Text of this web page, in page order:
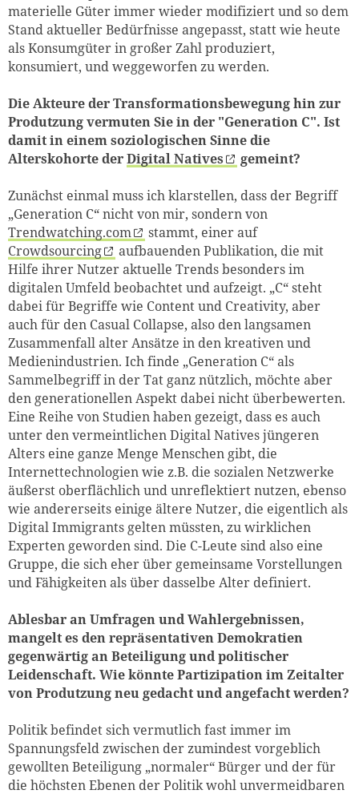
materielle Güter immer wieder modifiziert und so dem
Stand aktueller Bedürfnisse angepasst, statt wie heute
als Konsumgüter in großer Zahl produziert,
konsumiert, und weggeworfen zu werden.
Die Akteure der Transformationsbewegung hin zur
Produtzung vermuten Sie in der "Generation C". Ist
damit in einem soziologischen Sinne die
Alterskohorte derDigital Natives gemeint?
Zunächst einmal muss ich klarstellen, dass der Begriff
„Generation C“ nicht von mir, sondern von
Trendwatching.com
stammt, einer auf
Crowdsourcing
aufbauenden Publikation, die mit
Hilfe ihrer Nutzer aktuelle Trends besonders im
digitalen Umfeld beobachtet und aufzeigt. „C“ steht
dabei für Begriffe wie Content und Creativity, aber
auch für den Casual Collapse, also den langsamen
Zusammenfall alter Ansätze in den kreativen und
Medienindustrien. Ich finde „Generation C“ als
Sammelbegriff in der Tat ganz nützlich, möchte aber
den generationellen Aspekt dabei nicht überbewerten.
Eine Reihe von Studien haben gezeigt, dass es auch
unter den vermeintlichen Digital Natives jüngeren
Alters eine ganze Menge Menschen gibt, die
Internettechnologien wie z.B. die sozialen Netzwerke
äußerst oberflächlich und unreflektiert nutzen, ebenso
wie andererseits einige ältere Nutzer, die eigentlich als
Digital Immigrants gelten müssten, zu wirklichen
Experten geworden sind. Die C-Leute sind also eine
Gruppe, die sich eher über gemeinsame Vorstellungen
und Fähigkeiten als über dasselbe Alter definiert.
Ablesbar an Umfragen und Wahlergebnissen,
mangelt es den repräsentativen Demokratien
gegenwärtig an Beteiligung und politischer
Leidenschaft. Wie könnte Partizipation im Zeitalter
von Produtzung neu gedacht und angefacht werden?
Politik befindet sich vermutlich fast immer im
Spannungsfeld zwischen der zumindest vorgeblich
gewollten Beteiligung „normaler“ Bürger und der für
die höchsten Ebenen der Politik wohl unvermeidbaren